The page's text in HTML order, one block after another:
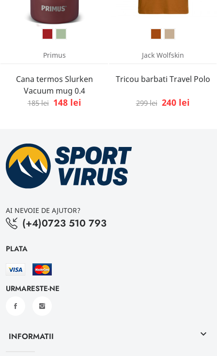
Primus
Cana termos Slurken
Vacuum mug 0.4
185 lei 148 lei
Jack Wolfskin
Tricou barbati Travel Polo
299 lei 240 lei
AI NEVOIE DE AJUTOR?
(+4)0723 510 793
PLATA
URMARESTE-NE
INFORMATII keyboard_arrow_down